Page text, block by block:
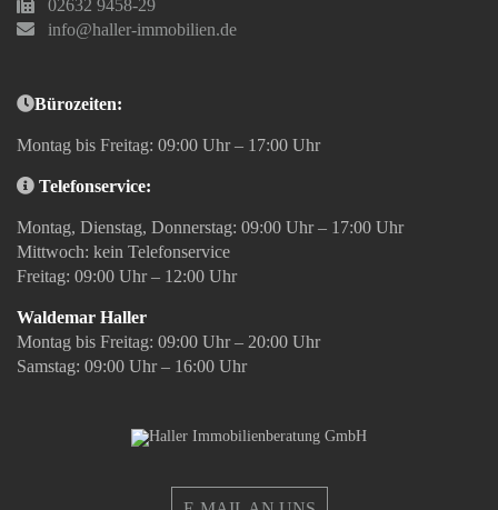
02632 9458-29
info@haller-immobilien.de
Bürozeiten:
Montag bis Freitag: 09:00 Uhr – 17:00 Uhr
Telefonservice:
Montag, Dienstag, Donnerstag: 09:00 Uhr – 17:00 Uhr
Mittwoch: kein Telefonservice
Freitag: 09:00 Uhr – 12:00 Uhr
Waldemar Haller
Montag bis Freitag: 09:00 Uhr – 20:00 Uhr
Samstag: 09:00 Uhr – 16:00 Uhr